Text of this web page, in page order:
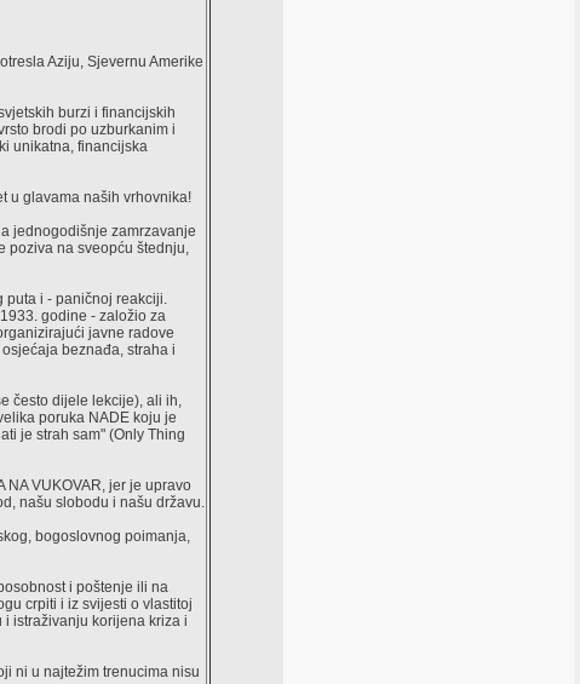
Aziju, Sjevernu Amerike
burzi i financijskih
brodi po uzburkanim i
unikatna, financijska
u glavama naših vrhovnika!
jednogodišnje zamrzavanje
poziva na sveopću štednju,
puta i - paničnoj reakciji.
godine - založio za
javne radove
beznađa, straha i
često dijele lekcije), ali ih,
poruka NADE koju je
je strah sam" (Only Thing
VUKOVAR, jer je upravo
našu slobodu i našu državu.
bogoslovnog poimanja,
i poštenje ili na
crpiti i iz svijesti o vlastitoj
istraživanju korijena kriza i
ni u najtežim trenucima nisu